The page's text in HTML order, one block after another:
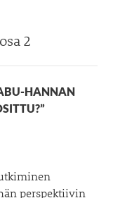
2
HANNAN
perspektiivin